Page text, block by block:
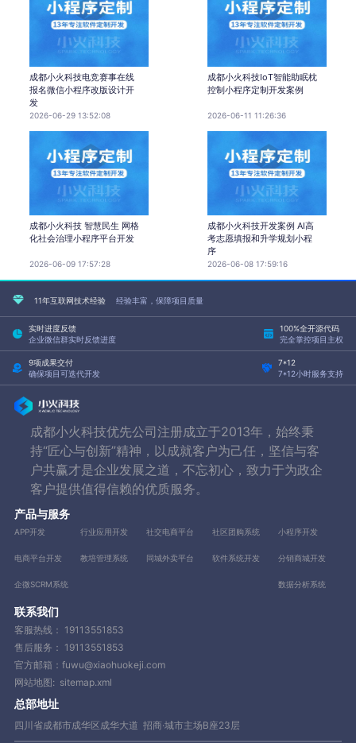
成都小火科技电竞赛事在线
报名微信小程序改版设计开
发
2026-06-29 13:52:08
成都小火科技IoT智能助眠枕
控制小程序定制开发案例
2026-06-11 11:26:36
成都小火科技 智慧民生 网格
化社会治理小程序平台开发
2026-06-09 17:57:28
成都小火科技开发案例 AI高
考志愿填报和升学规划小程
序
2026-06-08 17:59:16
11年互联网技术经验 经验丰富，保障项目质量
实时进度反馈
企业微信群实时反馈进度
100%全开源代码
完全掌控项目主权
9项成果交付
确保项目可迭代开发
7*12
7*12小时服务支持
成都小火科技优先公司注册成立于2013年，始终秉
持“匠心与创新”精神，以成就客户为己任，坚信与客
户共赢才是企业发展之道，不忘初心，致力于为政企
客户提供值得信赖的优质服务。
产品与服务
APP开发 行业应用开发 社交电商平台 社区团购系统 小程序开发
电商平台开发 教培管理系统 同城外卖平台 软件系统开发 分销商城开发
企微SCRM系统 数据分析系统
联系我们
客服热线： 19113551853
售后服务： 19113551853
官方邮箱：fuwu@xiaohuokeji.com
网站地图: sitemap.xml
总部地址
四川省成都市成华区成华大道 招商·城市主场B座23层